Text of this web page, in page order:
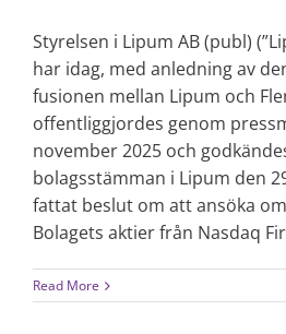
Styrelsen i Lipum AB (publ)
har idag, med anledning av
fusionen mellan Lipum och
offentliggjordes genom
november 2025 och
bolagsstämman i Lipum den
fattat beslut om att ansöka
Bolagets aktier från Nasdaq
Read More